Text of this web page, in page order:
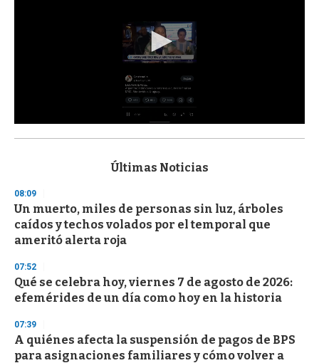
s
d
s
o
f
3
s
e
c
o
d
s
Últimas Noticias
08:09
Un muerto, miles de personas sin luz, árboles
caídos y techos volados por el temporal que
ameritó alerta roja
07:52
Qué se celebra hoy, viernes 7 de agosto de 2026:
efemérides de un día como hoy en la historia
07:39
A quiénes afecta la suspensión de pagos de BPS
para asignaciones familiares y cómo volver a